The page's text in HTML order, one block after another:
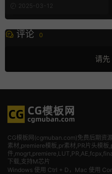
2025-03-12
评论 0
请先
CG模板网(cgmuban.com)免费后期资
素材 ,premiere模板,pr素材,PR片头模板
件
下载,支持M芯片
Windows 使用 Ctrl + D，Mac 使用